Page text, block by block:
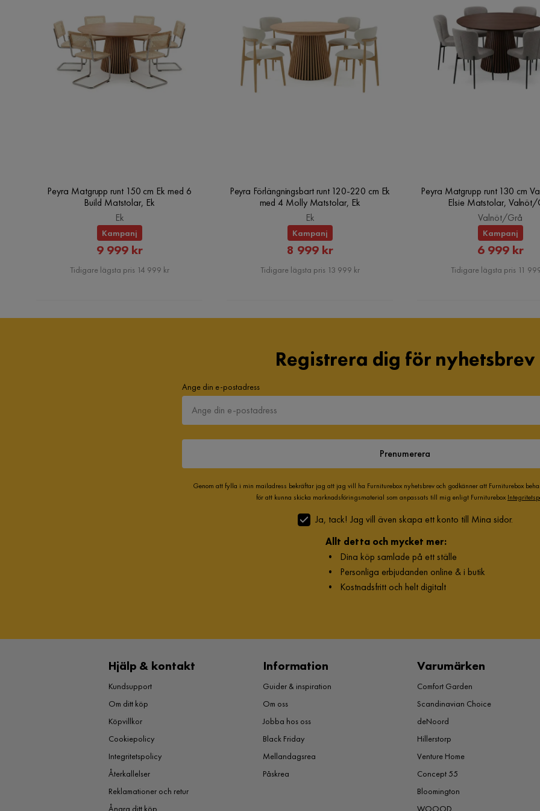
Peyra Matgrupp runt 150 cm Ek med 6
Build Matstolar, Ek
Ek
Kampanj
Rabatterat
Pris
9 999 kr
Tidigare lägsta pris 14 999 kr
Peyra Förlängningsbart runt 120-220 cm Ek
med 4 Molly Matstolar, Ek
Ek
Kampanj
Rabatterat
Pris
8 999 kr
Tidigare lägsta pris 13 999 kr
Peyra Matgrupp runt 130 cm
Elsie Matstolar, Valnöt/
Valnöt/Grå
Kampanj
Pris
6 999 kr
Tidigare lägsta pris 11
Registrera dig för nyhetsbrev
Ange din e-postadress
Prenumerera
Genom att fylla i min mailadress bekräftar jag att jag vill ha Furniturebox nyhetsbrev och godkänner att Furniturebox
för att kunna skicka marknadsföringsmaterial som anpassats till mig enligt Furniturebox
Ja, tack! Jag vill även skapa ett konto till Mina sidor.
Allt detta och mycket mer:
• Dina köp samlade på ett ställe
• Personliga erbjudanden online & i butik
• Kostnadsfritt och helt digitalt
Hjälp & kontakt
Kundsupport
Om ditt köp
Köpvillkor
Cookiepolicy
Integritetspolicy
Återkallelser
Reklamationer och retur
Ångra ditt köp
Information
Guider & inspiration
Om oss
Jobba hos oss
Black Friday
Mellandagsrea
Påskrea
Varumärken
Comfort Garden
Scandinavian Choice
deNoord
Hillerstorp
Venture Home
Concept 55
Bloomington
WOOOD